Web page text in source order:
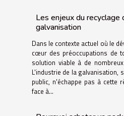
Les enjeux du recyclage
galvanisation
Dans le contexte actuel où le
cœur des préoccupations de
solution viable à de
L'industrie de la galvanisation,
public, n'échappe pas à cette
face à...